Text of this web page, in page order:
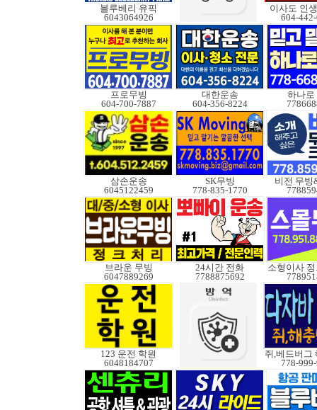
블루베리 유픽
6043064926
이사도 인
604-
프로무빙
604-700-7887
대한운송
604-356-8224
하나로
삼손운송
6045122459
SK무빙
778-835-1770
비전 무빙
브라운 무빙
6047889269
24시간 전화
7788875692
123 운전 학원
6048184707
778-